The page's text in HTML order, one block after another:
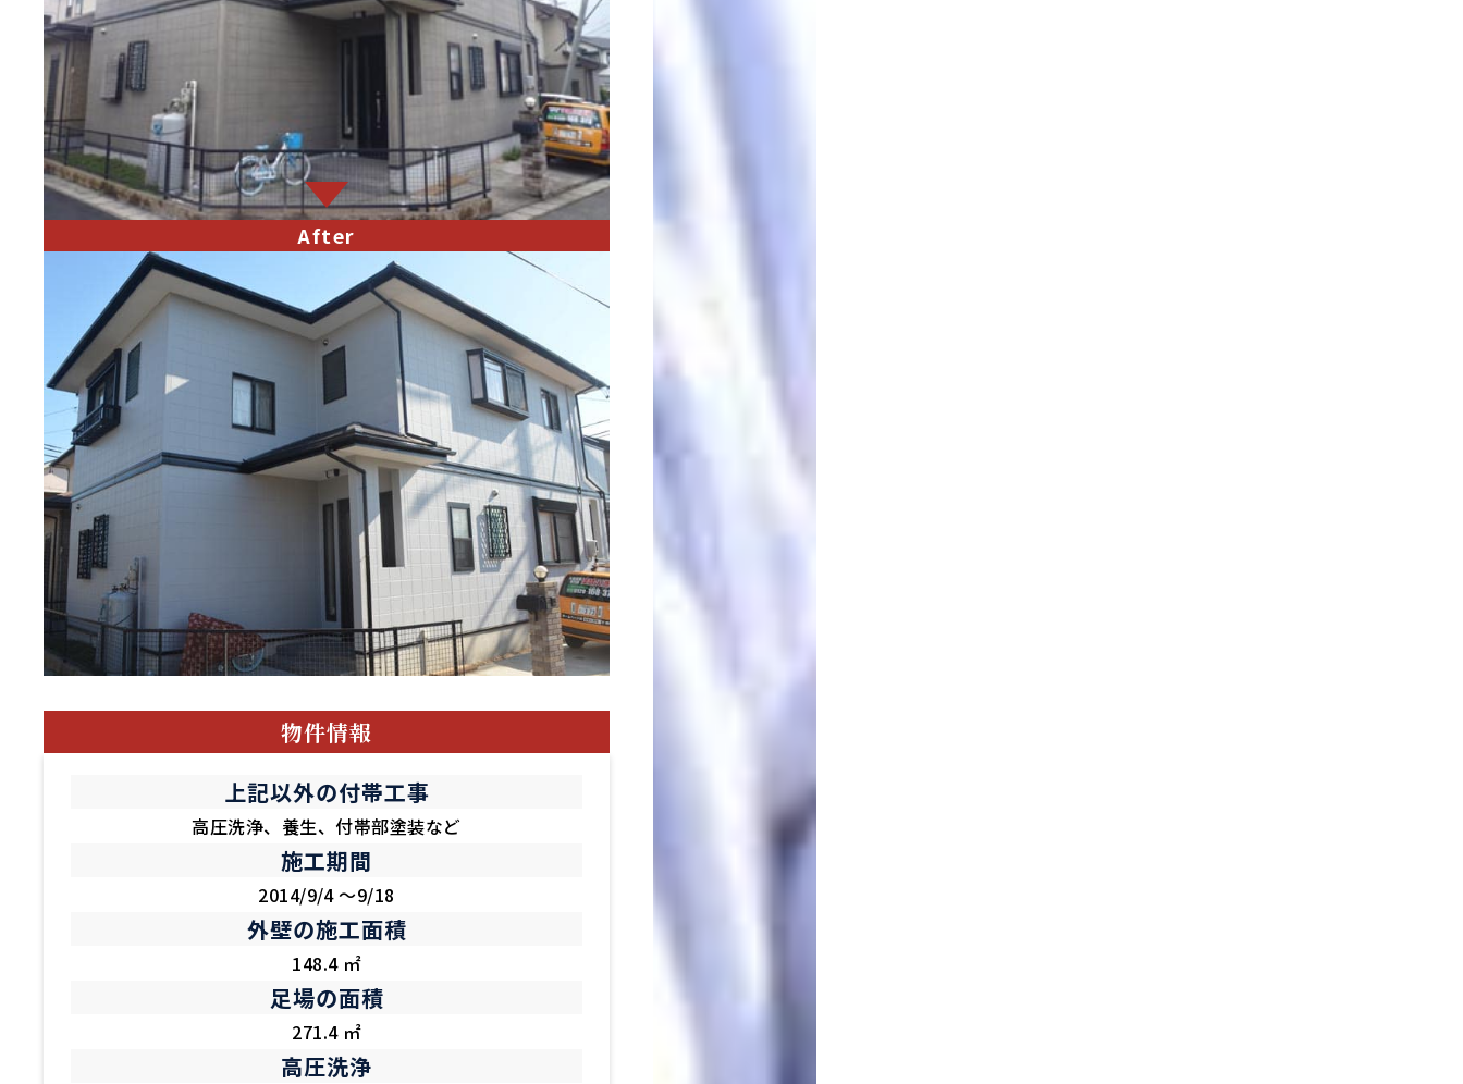
After
物件情報
上記以外の付帯工事
高圧洗浄、養生、付帯部塗装など
施工期間
2014/9/4 ～9/18
外壁の施工面積
148.4 ㎡
足場の面積
271.4 ㎡
高圧洗浄